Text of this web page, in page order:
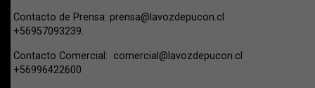
Contacto de Prensa: prensa@lavozdepucon.cl
+56957093239.
Contacto Comercial: comercial@lavozdepucon.cl
+56996422600